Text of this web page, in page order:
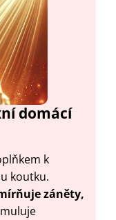
domácí
k
koutku.
záněty,